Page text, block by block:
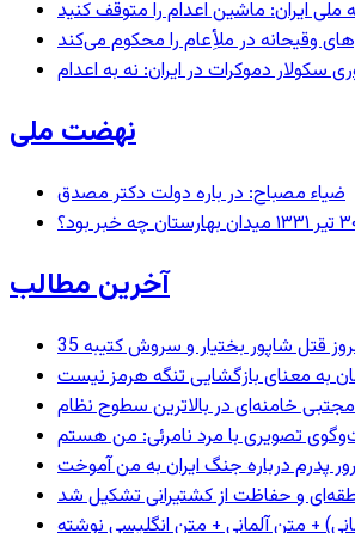
وقیحانه در ملأِعام را محکوم می‌کند
سکولار دموکرات در ایران: نه به اعدام
نهضت ملی
ضیاء مصباح: در باره دولت دکتر مصدق
آخرین مطالب
قتل شاپور بختیار و سروش کتیبه
به معنای بازگشایی تنگه هرمز نیست
خامنه‌ای در بالاترین سطوح نظام
پدرم درباره جنگ ایران به من آموخت
و حفاظت از کشتیرانی تشکیل شد
+ متن آلمانی + متن انگلیسی نوشته